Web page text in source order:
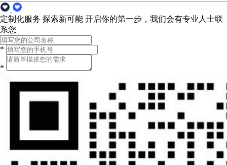
定制化服务 探索新可能 开启你的第一步，我们会有专业人士联
系您
*
*